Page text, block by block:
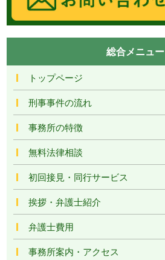
総合メニュー
トップページ
刑事事件の流れ
事務所の特徴
無料法律相談
初回接見・同行サービス
挨拶・弁護士紹介
弁護士費用
事務所案内・アクセス